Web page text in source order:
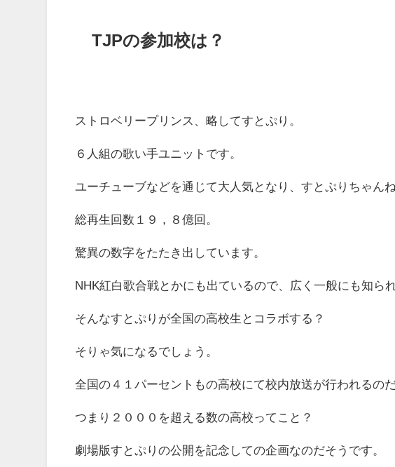
TJPの参加校は？
ストロベリープリンス、略してすとぷり。
６人組の歌い手ユニットです。
ユーチューブなどを通じて大人気となり、すとぷりちゃん
総再生回数１９，８億回。
驚異の数字をたたき出しています。
NHK紅白歌合戦とかにも出ているので、広く一般にも知ら
そんなすとぷりが全国の高校生とコラボする？
そりゃ気になるでしょう。
全国の４１パーセントもの高校にて校内放送が行われるのだ
つまり２０００を超える数の高校ってこと？
劇場版すとぷりの公開を記念しての企画なのだそうです。